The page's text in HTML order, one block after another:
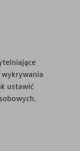
wykrywania
ustawić